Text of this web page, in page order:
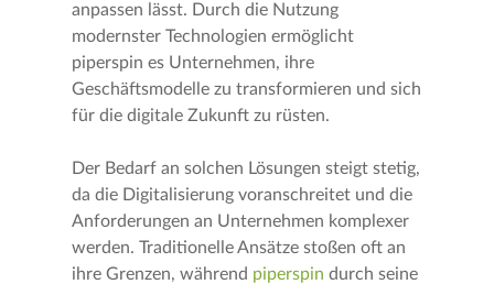
anpassen lässt. Durch die Nutzung
modernster Technologien ermöglicht
piperspin es Unternehmen, ihre
Geschäftsmodelle zu transformieren und sich
für die digitale Zukunft zu rüsten.
Der Bedarf an solchen Lösungen steigt stetig,
da die Digitalisierung voranschreitet und die
Anforderungen an Unternehmen komplexer
werden. Traditionelle Ansätze stoßen oft an
ihre Grenzen, während piperspin durch seine